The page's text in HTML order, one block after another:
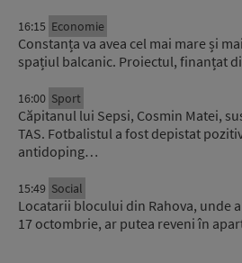
16:15 Economie
Constanța va avea cel mai mare și
spațiul balcanic. Proiectul, finanțat
16:00 Sport
Căpitanul lui Sepsi, Cosmin Matei,
TAS. Fotbalistul a fost depistat
antidoping…
15:49 Social
Locatarii blocului din Rahova, unde
17 octombrie, ar putea reveni în